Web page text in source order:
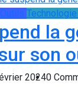
Outils
la
son
20240